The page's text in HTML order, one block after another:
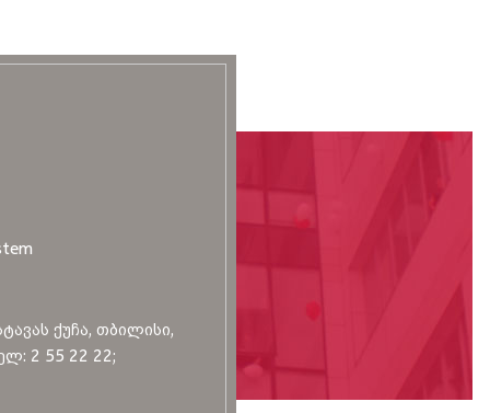
ქუჩა, თბილისი,
2 55 22 22;